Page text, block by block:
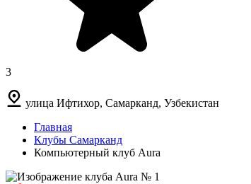
3
улица Ифтихор, Самарканд, Узбекистан
Главная
Клубы Самарканд
Компьютерный клуб Aura